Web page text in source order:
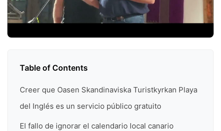
Table of Contents
Creer que Oasen Skandinaviska Turistkyrkan Playa
del Inglés es un servicio público gratuito
El fallo de ignorar el calendario local canario